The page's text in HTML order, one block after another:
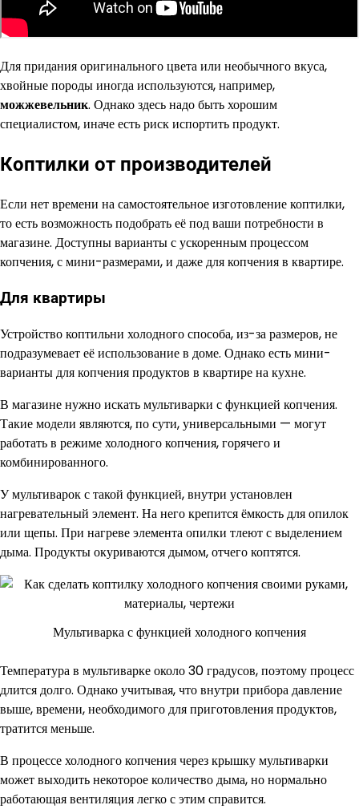
Для придания оригинального цвета или необычного вкуса,
хвойные породы иногда используются, например,
можжевельник. Однако здесь надо быть хорошим
специалистом, иначе есть риск испортить продукт.
Коптилки от производителей
Если нет времени на самостоятельное изготовление коптилки,
то есть возможность подобрать её под ваши потребности в
магазине. Доступны варианты с ускоренным процессом
копчения, с мини-размерами, и даже для копчения в квартире.
Для квартиры
Устройство коптильни холодного способа, из-за размеров, не
подразумевает её использование в доме. Однако есть мини-
варианты для копчения продуктов в квартире на кухне.
В магазине нужно искать мультиварки с функцией копчения.
Такие модели являются, по сути, универсальными — могут
работать в режиме холодного копчения, горячего и
комбинированного.
У мультиварок с такой функцией, внутри установлен
нагревательный элемент. На него крепится ёмкость для опилок
или щепы. При нагреве элемента опилки тлеют с выделением
дыма. Продукты окуриваются дымом, отчего коптятся.
Мультиварка с функцией холодного копчения
Температура в мультиварке около 30 градусов, поэтому процесс
длится долго. Однако учитывая, что внутри прибора давление
выше, времени, необходимого для приготовления продуктов,
тратится меньше.
В процессе холодного копчения через крышку мультиварки
может выходить некоторое количество дыма, но нормально
работающая вентиляция легко с этим справится.